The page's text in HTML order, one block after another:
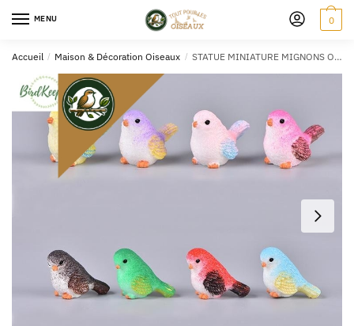
MENU 0
Accueil / Maison & Décoration Oiseaux / STATUE MINIATURE MIGNONS OISEAUX